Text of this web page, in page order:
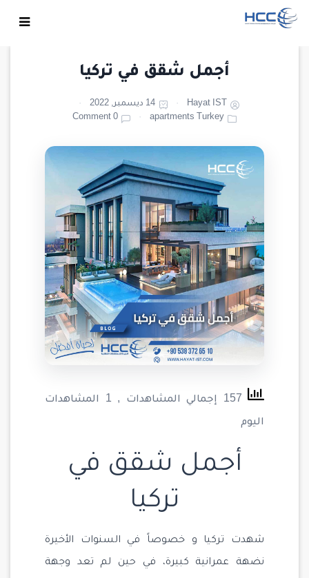
أجمل شقق في تركيا
Hayat IST
14 ديسمبر, 2022
apartments Turkey
0 Comment
, 1 المشاهدات
اليوم
أجمل شقق في
تركيا
شهدت تركيا و خصوصاً في السنوات الأخيرة
نضهة عمرانية كبيرة، في حين لم تعد وجهة